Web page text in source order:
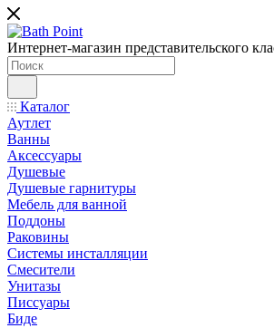
Интернет-магазин представительского
Каталог
Аутлет
Ванны
Аксессуары
Душевые
Душевые гарнитуры
Мебель для ванной
Поддоны
Раковины
Системы инсталляции
Смесители
Унитазы
Писсуары
Биде